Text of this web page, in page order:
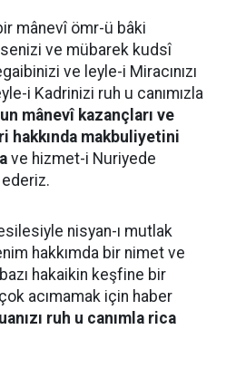
mânevî ömr-ü bâki
ve mübarek kudsî
ve leyle-i Miracınızı
i Kadrinizi ruh u canımızla
mânevî kazançları ve
hakkında makbuliyetini
ve hizmet-i Nuriyede
nisyan-ı mutlak
hakkımda bir nimet ve
hakaikin keşfine bir
acımamak için haber
ruh u canımla rica